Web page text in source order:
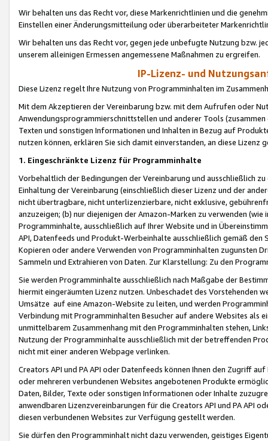
Wir behalten uns das Recht vor, diese Markenrichtlinien und die
Einstellen einer Änderungsmitteilung oder überarbeiteter
Wir behalten uns das Recht vor, gegen jede unbefugte Nutzung bzw.
unserem alleinigen Ermessen angemessene Maßnahmen zu ergreifen.
IP-Lizenz- und
Diese Lizenz regelt Ihre Nutzung von Programminhalten im
Mit dem Akzeptieren der Vereinbarung bzw. mit dem Aufrufen oder
Anwendungsprogrammierschnittstellen und anderer Tools (zusammen
Texten und sonstigen Informationen und Inhalten in Bezug auf
nutzen können, erklären Sie sich damit einverstanden, an diese Lizenz
1. Eingeschränkte Lizenz für Programminhalte
Vorbehaltlich der Bedingungen der Vereinbarung und ausschließlich
Einhaltung der Vereinbarung (einschließlich dieser Lizenz und der
nicht übertragbare, nicht unterlizenzierbare, nicht exklusive,
anzuzeigen; (b) nur diejenigen der Amazon-Marken zu verwenden
Programminhalte, ausschließlich auf Ihrer Website und in
API, Datenfeeds und Produkt-Werbeinhalte ausschließlich gemäß
Kopieren oder andere Verwenden von Programminhalten zugunsten
Sammeln und Extrahieren von Daten. Zur Klarstellung: Zu den
Sie werden Programminhalte ausschließlich nach Maßgabe der
hiermit eingeräumten Lizenz nutzen. Unbeschadet des Vorstehenden
Umsätze auf eine Amazon-Website zu leiten, und werden
Verbindung mit Programminhalten Besucher auf andere Websites als
unmittelbarem Zusammenhang mit den Programminhalten stehen,
Nutzung der Programminhalte ausschließlich mit der betreffenden
nicht mit einer anderen Webpage verlinken.
Creators API und PA API oder Datenfeeds können Ihnen den Zugriff
oder mehreren verbundenen Websites angebotenen Produkte
Daten, Bilder, Texte oder sonstigen Informationen oder Inhalte
anwendbaren Lizenzvereinbarungen für die Creators API und PA API
diesen verbundenen Websites zur Verfügung gestellt werden.
Sie dürfen den Programminhalt nicht dazu verwenden, geistiges